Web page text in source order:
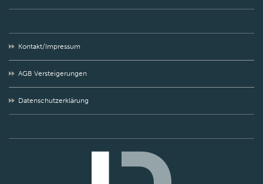
Kontakt/Impressum
AGB Versteigerungen
Datenschutzerklärung